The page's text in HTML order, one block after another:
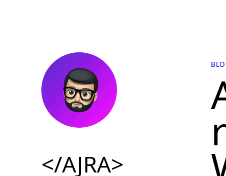
</AJRA>